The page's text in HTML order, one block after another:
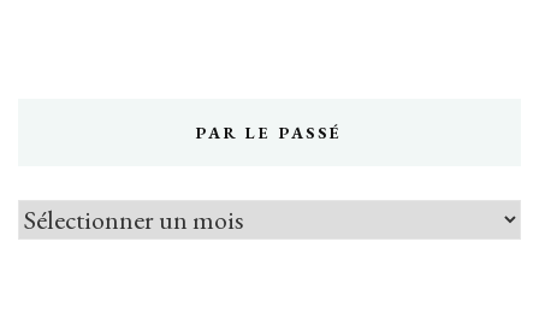
PAR LE PASSÉ
Par